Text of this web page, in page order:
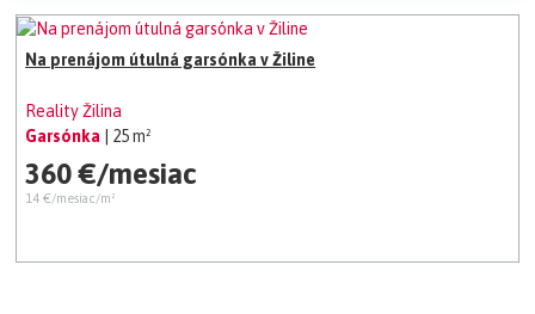
Na prenájom útulná garsónka v Žiline
Reality Žilina
Garsónka
| 25 m²
360 €/mesiac
14 €/mesiac/m²